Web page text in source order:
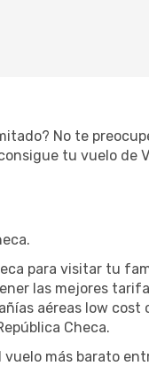
No te
tu vuelo de
para visitar tu
las mejores
aéreas low cost
Checa.
más barato